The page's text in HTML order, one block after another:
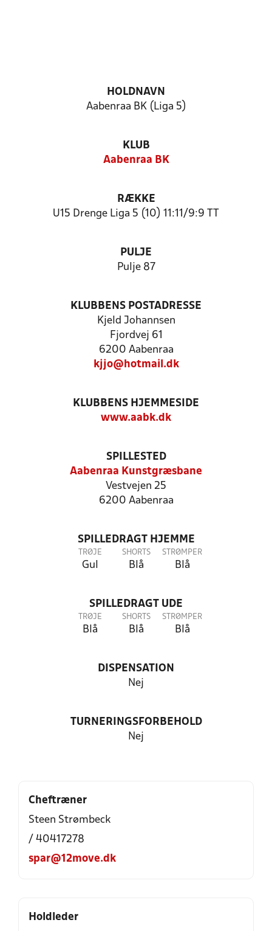
HOLDNAVN
Aabenraa BK (Liga 5)
KLUB
Aabenraa BK
RÆKKE
U15 Drenge Liga 5 (10) 11:11/9:9 TT
PULJE
Pulje 87
KLUBBENS POSTADRESSE
Kjeld Johannsen
Fjordvej 61
6200 Aabenraa
kjjo@hotmail.dk
KLUBBENS HJEMMESIDE
www.aabk.dk
SPILLESTED
Aabenraa Kunstgræsbane
Vestvejen 25
6200 Aabenraa
SPILLEDRAGT HJEMME
TRØJE
Gul
SHORTS
Blå
STRØMPER
Blå
SPILLEDRAGT UDE
TRØJE
Blå
SHORTS
Blå
STRØMPER
Blå
DISPENSATION
Nej
TURNERINGSFORBEHOLD
Nej
Cheftræner
Steen Strømbeck
/ 40417278
spar@12move.dk
Holdleder